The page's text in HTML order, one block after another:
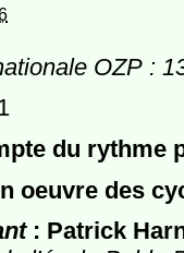
OZP :
du rythme
oeuvre des
: Patrick